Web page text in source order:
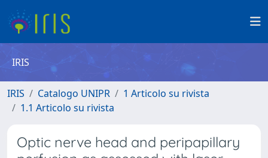
IRIS
IRIS Catalogo UNIPR
1 Articolo su rivista
1.1 Articolo su rivista
Optic nerve head and peripapillary